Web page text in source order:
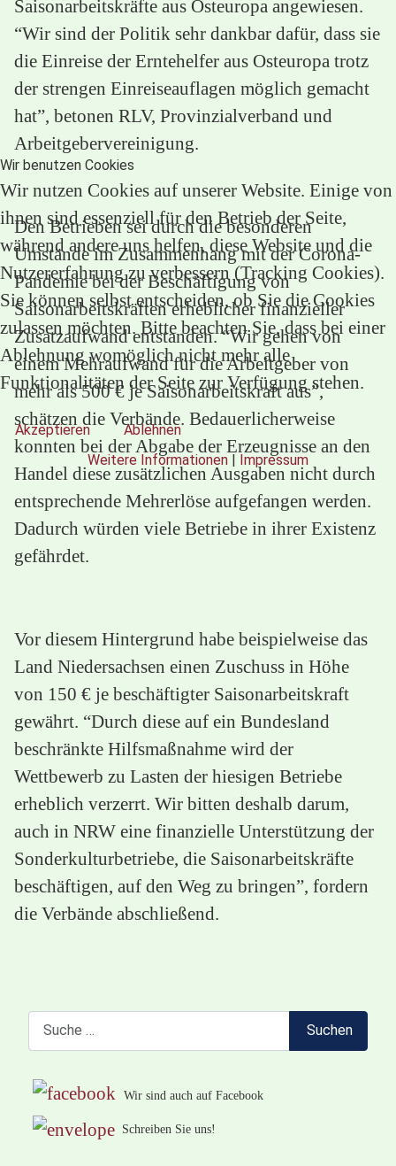
Saisonarbeitskräfte aus Osteuropa angewiesen.
“Wir sind der Politik sehr dankbar dafür, dass sie
die Einreise der Erntehelfer aus Osteuropa trotz
der strengen Einreiseauflagen möglich gemacht
hat”, betonen RLV, Provinzialverband und
Arbeitgebervereinigung.
Den Betrieben sei durch die besonderen
Umstände im Zusammenhang mit der Corona-
Pandemie bei der Beschäftigung von
Saisonarbeitskräften erheblicher finanzieller
Zusatzaufwand entstanden. “Wir gehen von
einem Mehraufwand für die Arbeitgeber von
mehr als 500 € je Saisonarbeitskraft aus”,
schätzen die Verbände. Bedauerlicherweise
konnten bei der Abgabe der Erzeugnisse an den
Handel diese zusätzlichen Ausgaben nicht durch
entsprechende Mehrerlöse aufgefangen werden.
Dadurch würden viele Betriebe in ihrer Existenz
gefährdet.
Vor diesem Hintergrund habe beispielweise das
Land Niedersachsen einen Zuschuss in Höhe
von 150 € je beschäftigter Saisonarbeitskraft
gewährt. “Durch diese auf ein Bundesland
beschränkte Hilfsmaßnahme wird der
Wettbewerb zu Lasten der hiesigen Betriebe
erheblich verzerrt. Wir bitten deshalb darum,
auch in NRW eine finanzielle Unterstützung der
Sonderkulturbetriebe, die Saisonarbeitskräfte
beschäftigen, auf den Weg zu bringen”, fordern
die Verbände abschließend.
Suchen
Wir sind auch auf Facebook
Schreiben Sie uns!
Wir benutzen Cookies
Wir nutzen Cookies auf unserer Website. Einige von
ihnen sind essenziell für den Betrieb der Seite,
während andere uns helfen, diese Website und die
Nutzererfahrung zu verbessern (Tracking Cookies).
Sie können selbst entscheiden, ob Sie die Cookies
zulassen möchten. Bitte beachten Sie, dass bei einer
Ablehnung womöglich nicht mehr alle
Funktionalitäten der Seite zur Verfügung stehen.
Akzeptieren
Ablehnen
Weitere Informationen | Impressum